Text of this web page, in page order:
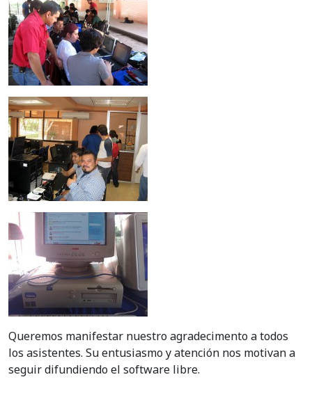
Queremos manifestar nuestro agradecimento a todos
los asistentes. Su entusiasmo y atención nos motivan a
seguir difundiendo el software libre.